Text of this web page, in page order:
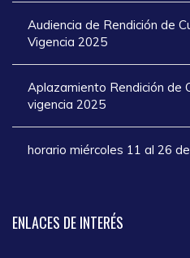
Audiencia de Rendición de
Vigencia 2025
Aplazamiento Rendición de
vigencia 2025
horario miércoles 11 al 26
ENLACES DE INTERÉS